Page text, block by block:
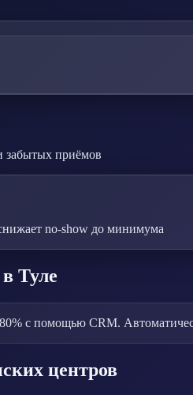
забытых приёмов
no-show до минимума
в Туле
с помощью CRM.
центров